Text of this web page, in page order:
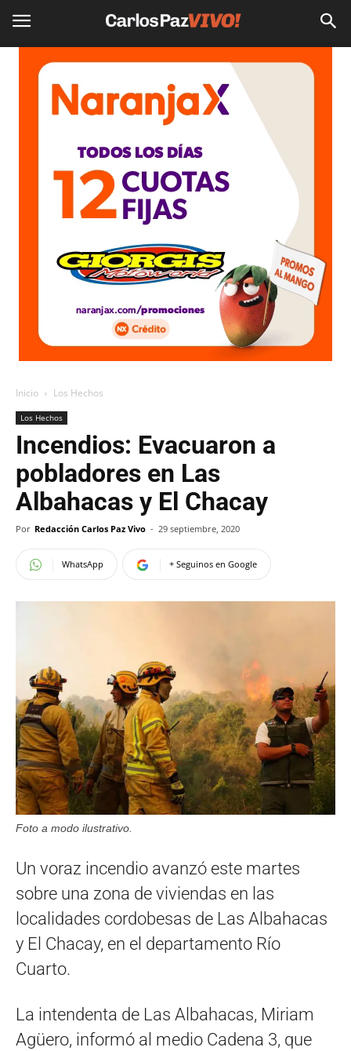
Inicio Los Hechos
Los Hechos
Incendios: Evacuaron a
pobladores en Las
Albahacas y El Chacay
Por Redacción Carlos Paz Vivo - 29 septiembre, 2020
WhatsApp + Seguinos en Google
Foto a modo ilustrativo.
Un voraz incendio avanzó este martes
sobre una zona de viviendas en las
localidades cordobesas de Las Albahacas
y El Chacay, en el departamento Río
Cuarto.
La intendenta de Las Albahacas, Miriam
Agüero, informó al medio Cadena 3, que